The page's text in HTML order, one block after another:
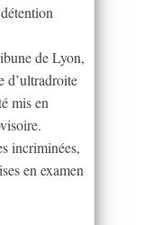
de Lyon,
d’ultradroite
mis en
incriminées,
en examen